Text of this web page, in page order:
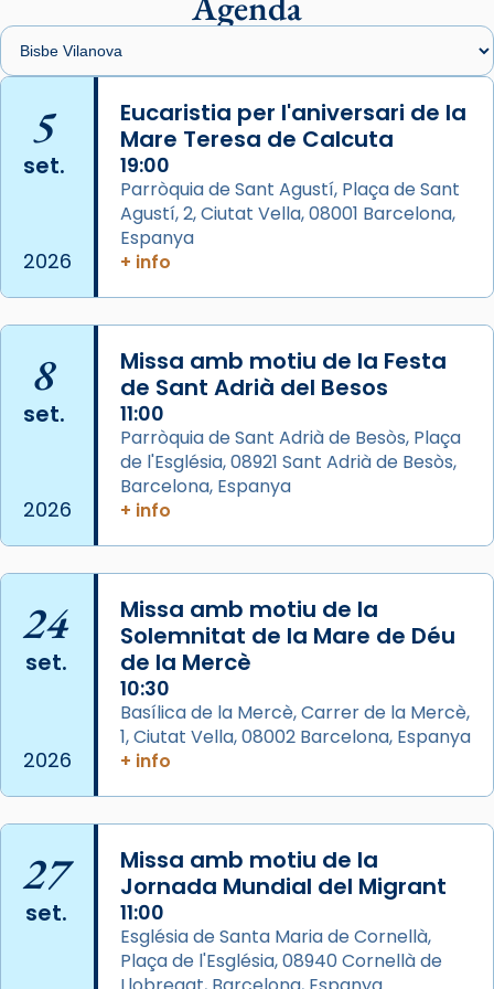
Santes de Mataró.
🔗
📸 J. Merino
Photo
View on Facebook ·
Arquebisbat de Barcelona
de Barcelona.
2 weeks ago
comitè organitzador de la visita apostòlica
del Sant Pare Lleó XIV a Barcelona, i als
col·laboradors, a la Catedral de Barcelona.
L’arquebisbe de Barcelona, el cardenal Joan
Josep Omella, ha presidit la missa i l’ha
concelebrat el bisbe auxiliar de Barcelona,
Mons. David Abadías.
📸 Dr. G. Simón
Photo
View on Facebook · Share
Arquebisbat de Barcelona
2 weeks ago
Memòria de les santes Juliana i
Semproniana, verges i màrtirs.
partir de l’Edat Mitjana sorgeix la tradició
que les santes Juliana (“relatiu a Júlia”) i
Semproniana (“relatiu a Semprònia =
eterna”) són deixebles seves. I l’any 1667, el
frare Joan Gaspar Roig, afirma en una obra
5
set.
2026
Eucaristia per l'aniversari de la
Mare Teresa de Calcuta
19:00
Parròquia de Sant Agustí, Plaça de Sant
Agustí, 2, Ciutat Vella, 08001 Barcelona,
Espanya
+ info
8
set.
2026
Missa amb motiu de la Festa
de Sant Adrià del Besos
11:00
Parròquia de Sant Adrià de Besòs, Plaça
de l'Església, 08921 Sant Adrià de Besòs,
Barcelona, Espanya
+ info
24
set.
2026
Missa amb motiu de la
Solemnitat de la Mare de Déu
de la Mercè
10:30
Basílica de la Mercè, Carrer de la Mercè,
1, Ciutat Vella, 08002 Barcelona, Espanya
+ info
27
set.
Missa amb motiu de la
Jornada Mundial del Migrant
11:00
Església de Santa Maria de Cornellà,
Plaça de l'Església, 08940 Cornellà de